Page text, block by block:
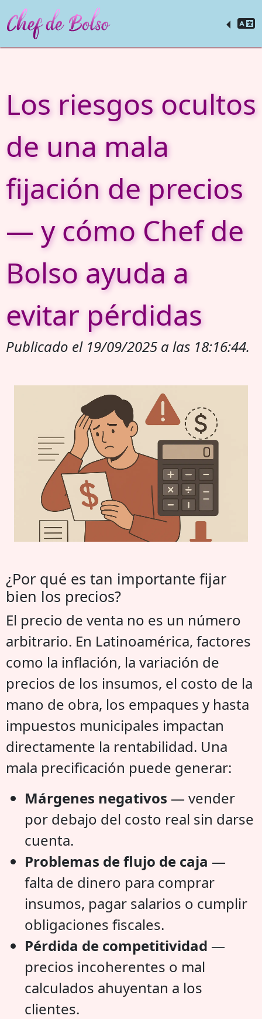
Los riesgos ocultos
de una mala
fijación de precios
— y cómo Chef de
Bolso ayuda a
evitar pérdidas
Publicado el 19/09/2025 a las 18:16:44.
¿Por qué es tan importante fijar
bien los precios?
El precio de venta no es un número
arbitrario. En Latinoamérica, factores
como la inflación, la variación de
precios de los insumos, el costo de la
mano de obra, los empaques y hasta
impuestos municipales impactan
directamente la rentabilidad. Una
mala precificación puede generar:
Márgenes negativos — vender
por debajo del costo real sin darse
cuenta.
Problemas de flujo de caja —
falta de dinero para comprar
insumos, pagar salarios o cumplir
obligaciones fiscales.
Pérdida de competitividad —
precios incoherentes o mal
calculados ahuyentan a los
clientes.